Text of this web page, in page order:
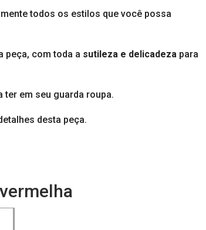
todos os estilos que você possa
peça, com toda a sutileza e delicadeza para
ter em seu guarda roupa.
desta peça.